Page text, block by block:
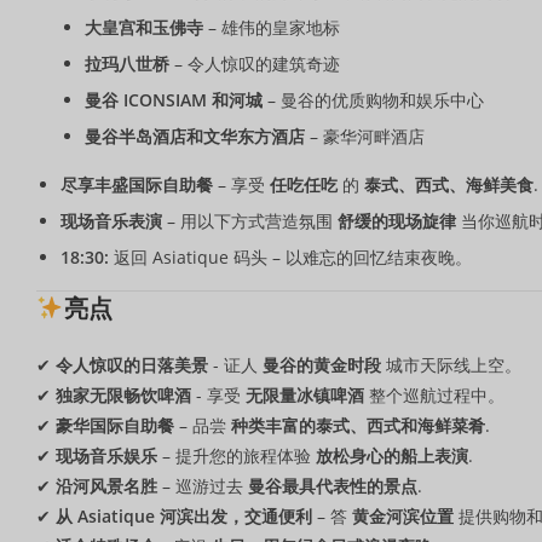
大皇宫和玉佛寺 – 雄伟的皇家地标
拉玛八世桥 – 令人惊叹的建筑奇迹
曼谷 ICONSIAM 和河城 – 曼谷的优质购物和娱乐中心
曼谷半岛酒店和文华东方酒店 – 豪华河畔酒店
尽享丰盛国际自助餐 – 享受 任吃任吃 的 泰式、西式、海鲜美食.
现场音乐表演 – 用以下方式营造氛围 舒缓的现场旋律 当你巡航时
18:30: 返回 Asiatique 码头 – 以难忘的回忆结束夜晚。
亮点
✔ 令人惊叹的日落美景 - 证人 曼谷的黄金时段 城市天际线上空。
✔ 独家无限畅饮啤酒 - 享受 无限量冰镇啤酒 整个巡航过程中。
✔ 豪华国际自助餐 – 品尝 种类丰富的泰式、西式和海鲜菜肴.
✔ 现场音乐娱乐 – 提升您的旅程体验 放松身心的船上表演.
✔ 沿河风景名胜 – 巡游过去 曼谷最具代表性的景点.
✔ 从 Asiatique 河滨出发，交通便利 – 答 黄金河滨位置 提供购物和